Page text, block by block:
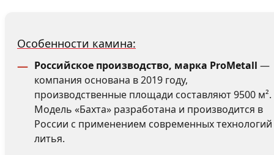
Особенности камина:
Российское производство, марка ProMetall —
компания основана в 2019 году,
производственные площади составляют 9500 м².
Модель «Бахта» разработана и производится в
России с применением современных технологий
литья.